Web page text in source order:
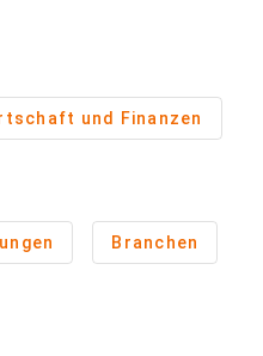
und Finanzen
Branchen